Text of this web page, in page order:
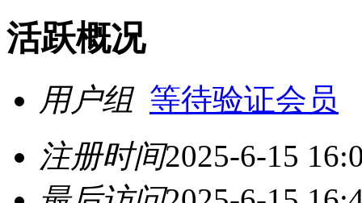
活跃概况
用户组 等待验证会员
注册时间2025-6-15